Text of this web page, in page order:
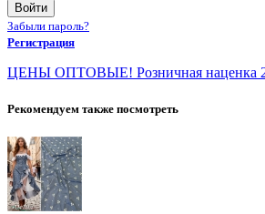
Войти
Забыли пароль?
Регистрация
ЦЕНЫ ОПТОВЫЕ! Розничная наценка
Рекомендуем также посмотреть